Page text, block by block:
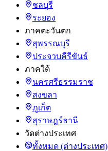
ชลบุรี
ระยอง
ภาคตะวันตก
สุพรรณบุรี
ประจวบคีรีขันธ์
ภาคใต้
นครศรีธรรมราช
สงขลา
ภูเก็ต
สุราษฎร์ธานี
วัดต่างประเทศ
ทั้งหมด (ต่างประเทศ)